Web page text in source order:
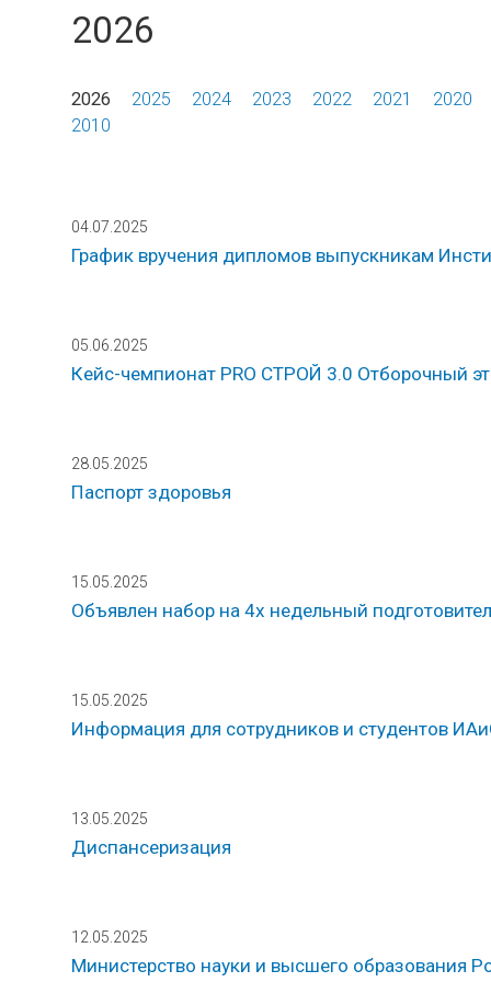
2026
2026 2025 2024 2023 2022 2021
2020
2010
04.07.2025
График вручения дипломов выпускникам
05.06.2025
Кейс-чемпионат PRO СТРОЙ 3.0 Отборочный
28.05.2025
Паспорт здоровья
15.05.2025
Объявлен набор на 4х недельный
15.05.2025
Информация для сотрудников и студентов
13.05.2025
Диспансеризация
12.05.2025
Министерство науки и высшего образования